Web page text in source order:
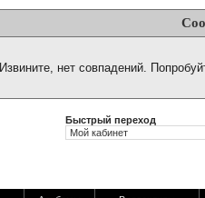
Извините, нет совпадений.
Быстрый переход